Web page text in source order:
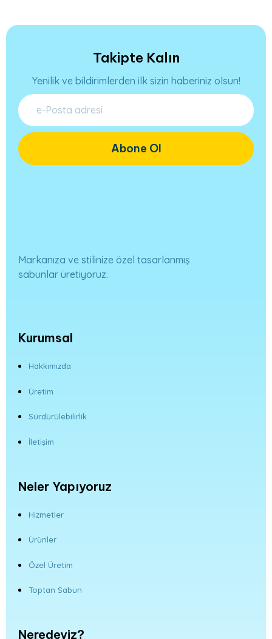
Takipte Kalın
Yenilik ve bildirimlerden ilk sizin haberiniz olsun!
Abone Ol
Markanıza ve stilinize özel tasarlanmış
sabunlar üretiyoruz.
Kurumsal
Hakkımızda
Üretim
Sürdürülebilirlik
İletişim
Neler Yapıyoruz
Hizmetler
Ürünler
Özel Üretim
Toptan Sabun
Neredeyiz?